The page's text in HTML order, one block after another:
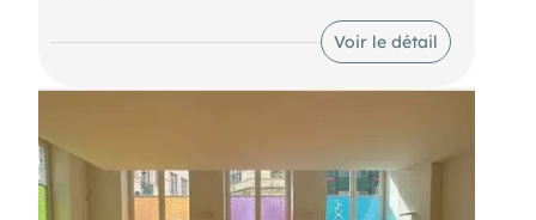
Ce local en angle de rue, à proximité immédiate
du métro Flachet, bénéficie d'un emplacement
environnement dynamique et commerçant, il est
mètres.
Contactez nous dès maintenant pour organiser
une visite et découvrir tout le potentiel de ce local !
Voir le détail